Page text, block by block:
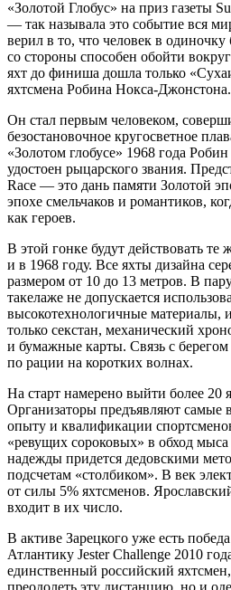
«Золотой Глобус» на приз газеты
— так называла это событие вся
верил в то, что человек в
со стороны способен обойти
яхт до финиша дошла только
яхтсмена Робина Нокса-Джонстона.
Он стал первым человеком,
безостановочное кругосветное
«Золотом глобусе» 1968 года
удостоен рыцарского звания.
Race — это дань памяти Золотой
эпохе смельчаков и романтиков,
как героев.
В этой гонке будут действовать те
и в 1968 году. Все яхты дизайна
размером от 10 до 13 метров. В
такелаже не допускается
высокотехнологичные материалы,
только секстан, механический
и бумажные карты. Связь с
по рации на коротких волнах.
На старт намерено выйти более 20
Организаторы предъявляют самые
опыту и квалификации
«ревущих сороковых» в обход
надежды придется дедовскими
подсчетам «столбиком». В век
от силы 5% яхтсменов.
входит в их число.
В активе Зарецкого уже есть
Атлантику Jester Challenge 2010
единственный российский
преодолеть эту дистанцию, но и